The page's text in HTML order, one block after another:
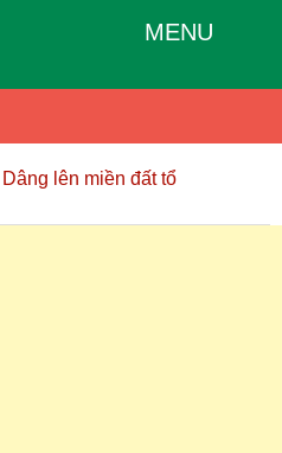
MENU
lên miền đất tổ